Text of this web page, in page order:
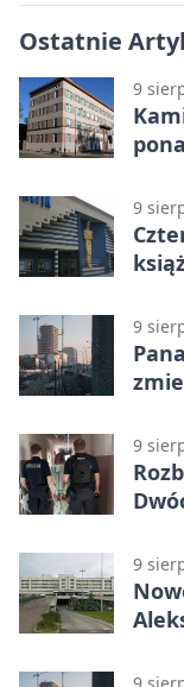
Ostatnie
9
9
9
9
9
9